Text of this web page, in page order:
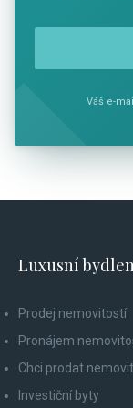
Váš e-
Luxusní
Prodej nemovitostí
Pronájem
Chci prodat
Investiční byty